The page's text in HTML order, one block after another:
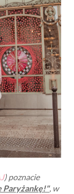
) poznacie
Paryżankę!", w